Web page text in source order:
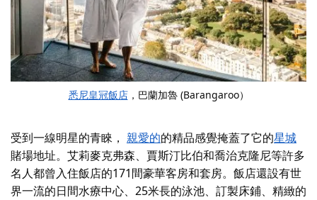
悉尼皇冠飯店，巴蘭加魯 (Barangaroo）
受到一線明星的青睞， 親愛的的精品感覺掩蓋了它的星城
賭場地址。艾莉麥克弗森、賈斯汀比伯和喬治克隆尼等許多
名人都曾入住飯店的171間豪華客房和套房。飯店還設有世
界一流的日間水療中心、25米長的泳池、訂製床鋪、精緻的